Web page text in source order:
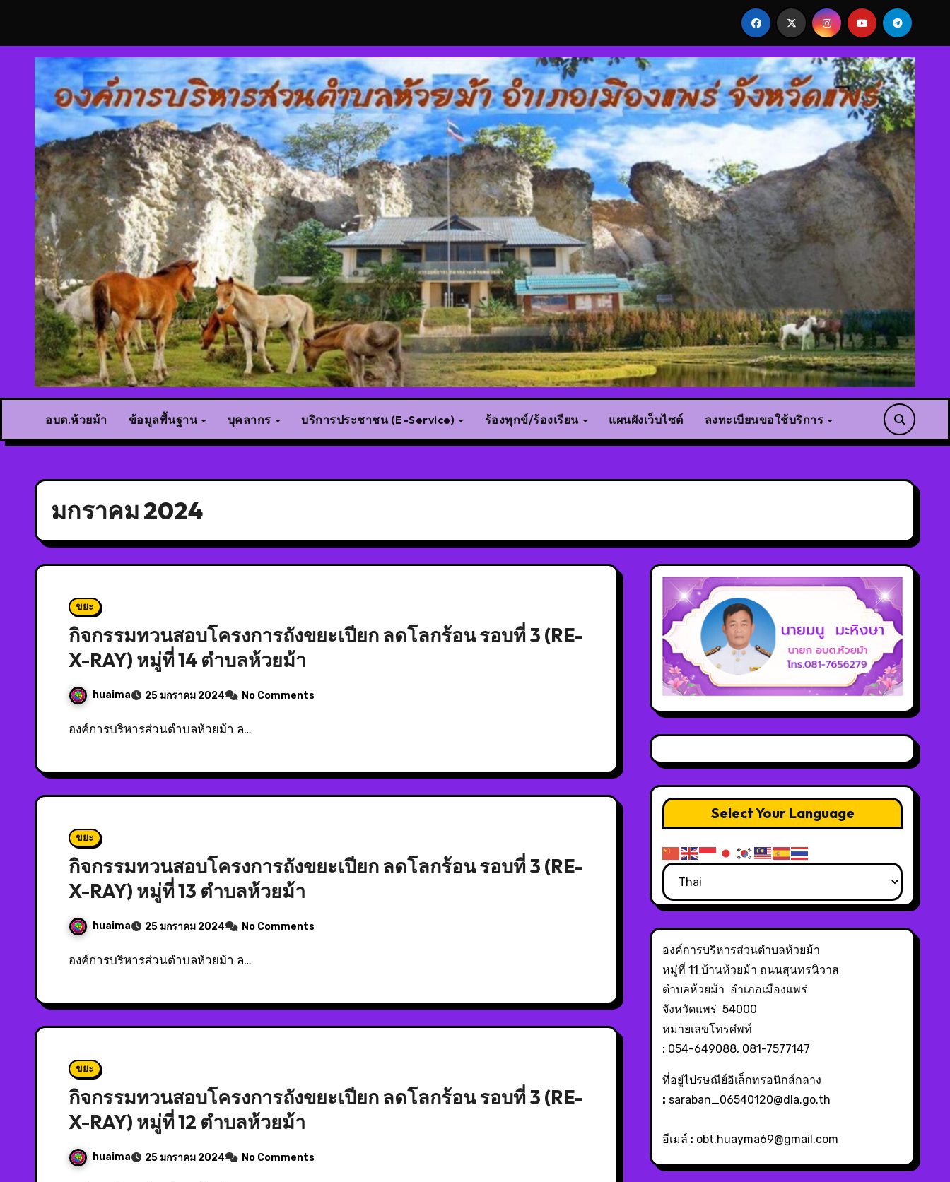
อบต.ห้วยม้า ข้อมูลพื้นฐาน บุคลากร บริการประชาชน (E-Service) ร้องทุกข์/ร้องเรียน แผนผังเว็บไซต์ ลงทะเบียนขอใช้บริการ
มกราคม 2024
ขยะ
กิจกรรมทวนสอบโครงการถังขยะเปียก ลดโลกร้อน รอบที่ 3 (RE-
X-RAY) หมู่ที่ 14 ตำบลห้วยม้า
huaima 25 มกราคม 2024 No Comments
องค์การบริหารส่วนตำบลห้วยม้า ล…
ขยะ
กิจกรรมทวนสอบโครงการถังขยะเปียก ลดโลกร้อน รอบที่ 3 (RE-
X-RAY) หมู่ที่ 13 ตำบลห้วยม้า
huaima 25 มกราคม 2024 No Comments
องค์การบริหารส่วนตำบลห้วยม้า ล…
ขยะ
กิจกรรมทวนสอบโครงการถังขยะเปียก ลดโลกร้อน รอบที่ 3 (RE-
X-RAY) หมู่ที่ 12 ตำบลห้วยม้า
huaima 25 มกราคม 2024 No Comments
Select Your Language
องค์การบริหารส่วนตำบลห้วยม้า
หมู่ที่ 11 บ้านห้วยม้า ถนนสุนทรนิวาส
ตำบลห้วยม้า อำเภอเมืองแพร่
จังหวัดแพร่ 54000
หมายเลขโทรศํพท์
: 054-649088, 081-7577147
ที่อยู่ไปรษณีย์อิเล็กทรอนิกส์กลาง
: saraban_06540120@dla.go.th
อีเมล์ : obt.huayma69@gmail.com